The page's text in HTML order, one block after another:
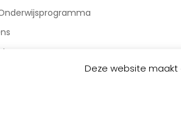
Deze website